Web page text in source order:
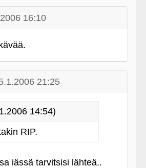
16:10
21:25
14:54)
RIP.
iässä tarvitsisi lähteä..